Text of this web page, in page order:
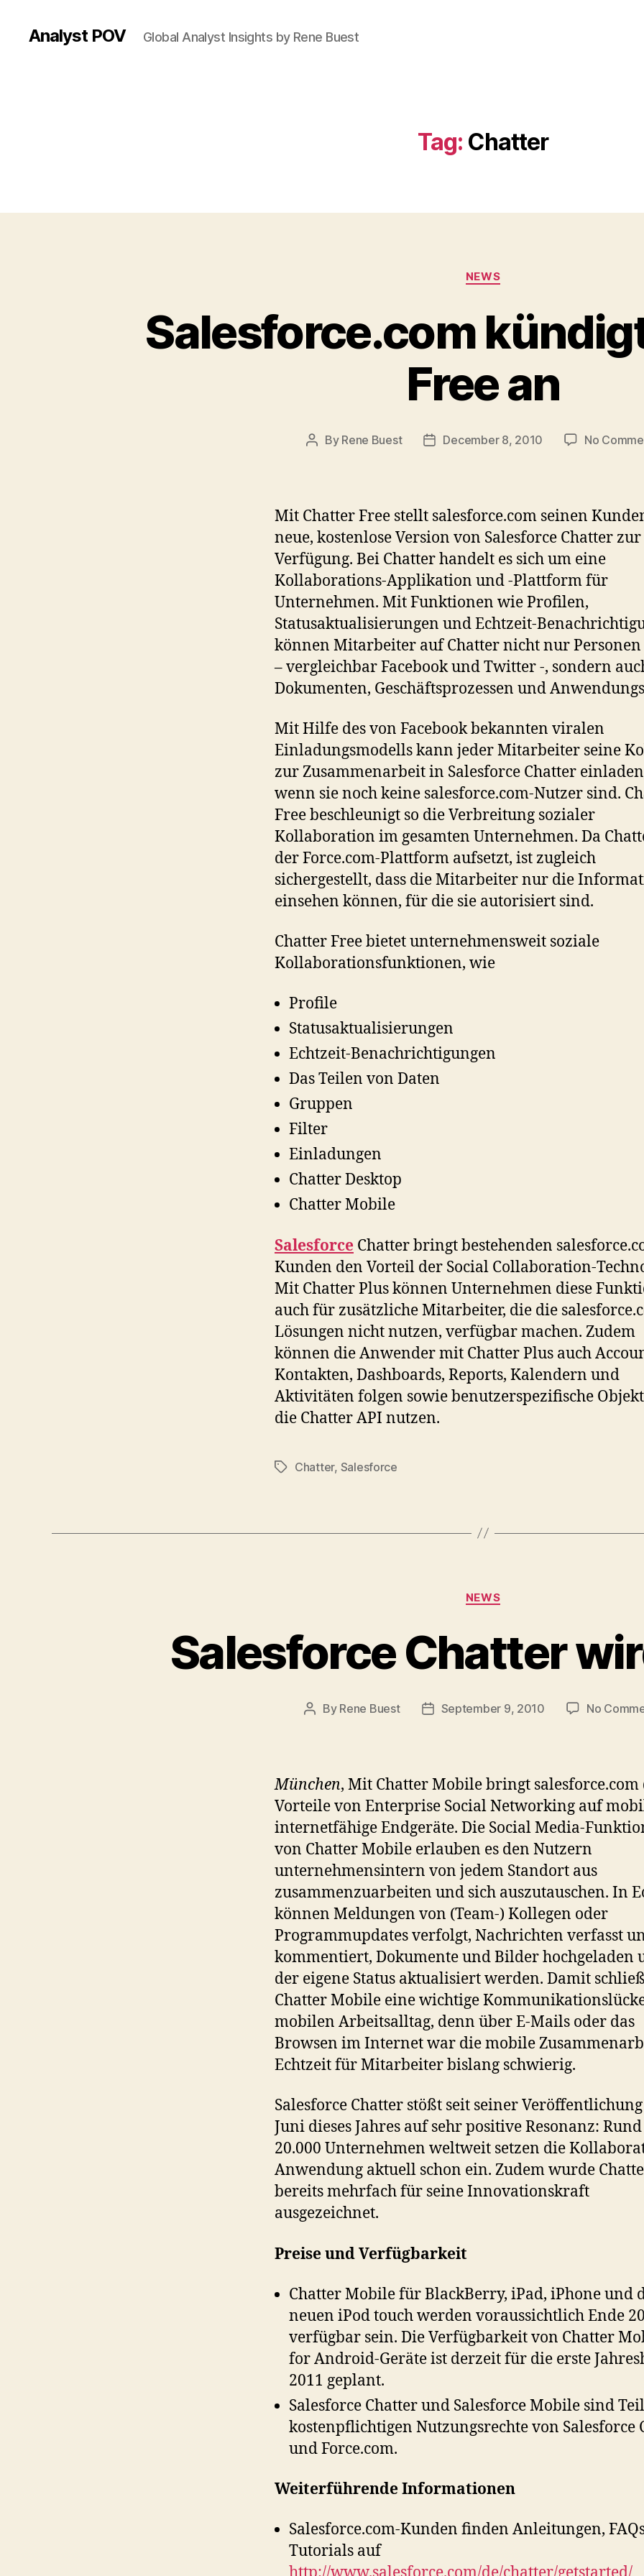
Analyst POV Global Analyst Insights by Rene Buest
Tag: Chatter
Categories
NEWS
Salesforce.com
Free an
Post
By Rene Buest
PostDecember 8, 2010 No
Mit Chatter Free stellt salesforce.com seinen
neue, kostenlose Version von Salesforce Chatter zur
Verfügung. Bei Chatter handelt es sich um eine
Kollaborations-Applikation und -Plattform für
Unternehmen. Mit Funktionen wie Profilen,
Statusaktualisierungen und Echtzeit-
können Mitarbeiter auf Chatter nicht nur
– vergleichbar Facebook und Twitter -, sondern
Dokumenten, Geschäftsprozessen und
Mit Hilfe des von Facebook bekannten viralen
Einladungsmodells kann jeder Mitarbeiter seine
zur Zusammenarbeit in Salesforce Chatter
wenn sie noch keine salesforce.com-Nutzer sind.
Free beschleunigt so die Verbreitung sozialer
Kollaboration im gesamten Unternehmen. Da
der Force.com-Plattform aufsetzt, ist zugleich
sichergestellt, dass die Mitarbeiter nur die
einsehen können, für die sie autorisiert sind.
Chatter Free bietet unternehmensweit soziale
Kollaborationsfunktionen, wie
Profile
Statusaktualisierungen
Echtzeit-Benachrichtigungen
Das Teilen von Daten
Gruppen
Filter
Einladungen
Chatter Desktop
Chatter Mobile
Salesforce Chatter bringt bestehenden
Kunden den Vorteil der Social Collaboration-
Mit Chatter Plus können Unternehmen diese
auch für zusätzliche Mitarbeiter, die die
Lösungen nicht nutzen, verfügbar machen. Zudem
können die Anwender mit Chatter Plus auch
Kontakten, Dashboards, Reports, Kalendern und
Aktivitäten folgen sowie benutzerspezifische
die Chatter API nutzen.
TagsChatter, Salesforce
Categories
NEWS
Salesforce Chatter
Post
By Rene Buest
PostSeptember 9, 2010 No
München, Mit Chatter Mobile bringt salesforce.com
Vorteile von Enterprise Social Networking auf
internetfähige Endgeräte. Die Social Media-
von Chatter Mobile erlauben es den Nutzern
unternehmensintern von jedem Standort aus
zusammenzuarbeiten und sich auszutauschen. In
können Meldungen von (Team-) Kollegen oder
Programmupdates verfolgt, Nachrichten verfasst
kommentiert, Dokumente und Bilder hochgeladen
der eigene Status aktualisiert werden. Damit
Chatter Mobile eine wichtige
mobilen Arbeitsalltag, denn über E-Mails oder das
Browsen im Internet war die mobile
Echtzeit für Mitarbeiter bislang schwierig.
Salesforce Chatter stößt seit seiner
Juni dieses Jahres auf sehr positive Resonanz: Rund
20.000 Unternehmen weltweit setzen die
Anwendung aktuell schon ein. Zudem wurde
bereits mehrfach für seine Innovationskraft
ausgezeichnet.
Preise und Verfügbarkeit
Chatter Mobile für BlackBerry, iPad, iPhone und
neuen iPod touch werden voraussichtlich Ende
verfügbar sein. Die Verfügbarkeit von Chatter
for Android-Geräte ist derzeit für die erste
2011 geplant.
Salesforce Chatter und Salesforce Mobile sind
kostenpflichtigen Nutzungsrechte von Salesforce
und Force.com.
Weiterführende Informationen
Salesforce.com-Kunden finden Anleitungen,
Tutorials auf